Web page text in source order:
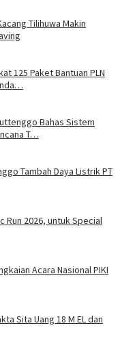
Tilihuwa Makin
125 Paket Bantuan PLN
Bahas Sistem
T…
Tambah Daya Listrik PT
Run 2026, untuk Special
Acara Nasional PIKI
Sita Uang 18 M EL dan